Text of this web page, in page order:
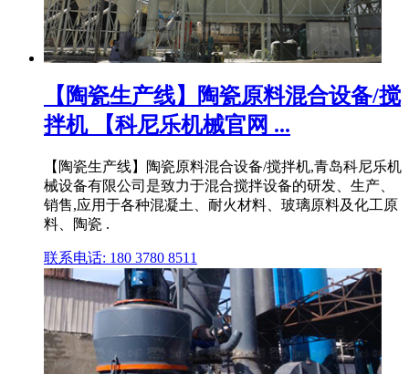
【陶瓷生产线】陶瓷原料混合设备/搅
拌机 【科尼乐机械官网 ...
【陶瓷生产线】陶瓷原料混合设备/搅拌机,青岛科尼乐机
械设备有限公司是致力于混合搅拌设备的研发、生产、
销售,应用于各种混凝土、耐火材料、玻璃原料及化工原
料、陶瓷 .
联系电话: 180 3780 8511